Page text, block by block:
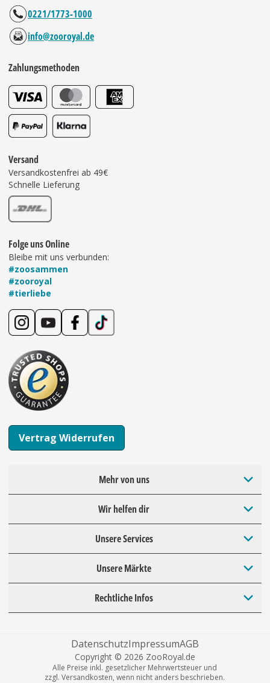
0221/1773-1000
info@zooroyal.de
Zahlungsmethoden
Versand
Versandkostenfrei ab 49€
Schnelle Lieferung
Folge uns Online
Bleibe mit uns verbunden:
#zoosammen
#zooroyal
#tierliebe
Vertrag Widerrufen
Mehr von uns
Wir helfen dir
Unsere Services
Unsere Märkte
Rechtliche Infos
DatenschutzImpressumAGB
Copyright © 2026 ZooRoyal.de
Alle Preise inkl. gesetzlicher Mehrwertsteuer und
zzgl. Versandkosten, wenn nicht anders beschrieben.